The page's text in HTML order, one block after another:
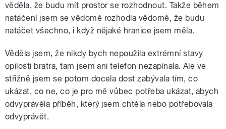
věděla, že budu mít prostor se rozhodnout. Takže během
natáčení jsem se vědomě rozhodla vědomě, že budu
natáčet všechno, i když nějaké hranice jsem měla.
Věděla jsem, že nikdy bych nepoužila extrémní stavy
opilosti bratra, tam jsem ani telefon nezapínala. Ale ve
střižně jsem se potom docela dost zabývala tím, co
ukázat, co ne, co je pro mě vůbec potřeba ukázat, abych
odvyprávěla příběh, který jsem chtěla nebo potřebovala
odvyprávět.